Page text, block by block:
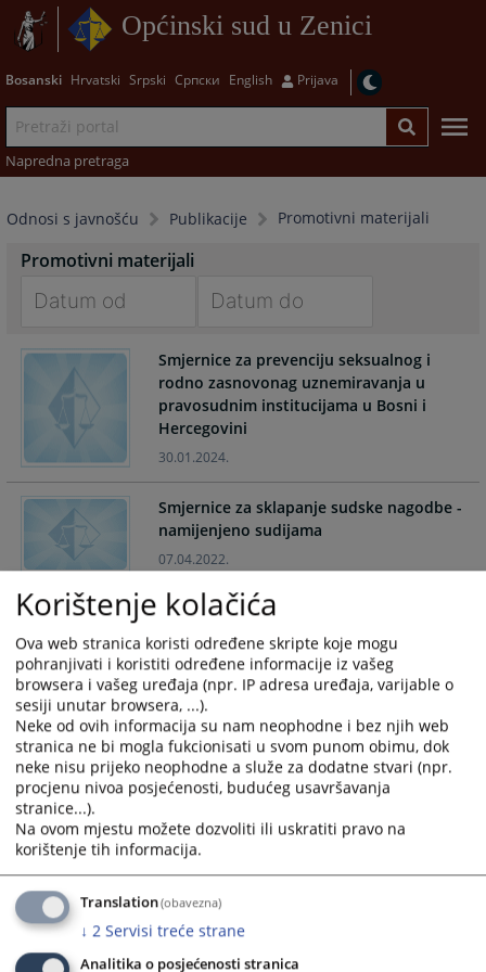
Općinski sud u Zenici
Bosanski Hrvatski Srpski Српски English Prijava
Napredna pretraga
Odnosi s javnošću Publikacije Promotivni materijali
Promotivni materijali
forward
interact
with
the
calendar
and
select
date.
Press
the
question
mark
key
to
get
the
keyboard
shortcuts
for
changing
dates.
forward
to
interact
with
the
calendar
and
select
a
date.
Press
the
question
mark
key
to
get
the
keyboard
for
changing
Smjernice za prevenciju seksualnog i
rodno zasnovonag uznemiravanja u
pravosudnim institucijama u Bosni i
Hercegovini
30.01.2024.
Smjernice za sklapanje sudske nagodbe -
namijenjeno sudijama
07.04.2022.
KOMPILACIJA MATERIJALA
Reorganizacija poslovnih procesa u
sudovima
04.04.2022.
Smjernice za sklapanje sudske nagodbe -
Namijenjeno strankama u sudskim
postupcima
Priručnik za korištenje mobilne aplikacije
15.02.2022.
Korištenje kolačića
Ova web stranica koristi određene skripte koje mogu
pohranjivati i koristiti određene informacije iz vašeg
browsera i vašeg uređaja (npr. IP adresa uređaja, varijable o
sesiji unutar browsera, ...).
Neke od ovih informacija su nam neophodne i bez njih web
stranica ne bi mogla fukcionisati u svom punom obimu, dok
neke nisu prijeko neophodne a služe za dodatne stvari (npr.
procjenu nivoa posjećenosti, budućeg usavršavanja
stranice...).
Na ovom mjestu možete dozvoliti ili uskratiti pravo na
korištenje tih informacija.
Translation(obavezna)
↓ 2 Servisi treće strane
Analitika o posjećenosti stranica